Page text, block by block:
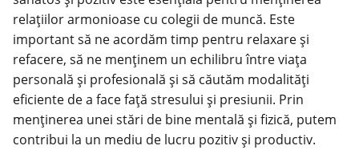
relațiilor armonioase cu colegii de muncă. Este
important să ne acordăm timp pentru relaxare și
refacere, să ne menținem un echilibru între viața
personală și profesională și să căutăm modalități
eficiente de a face față stresului și presiunii. Prin
menținerea unei stări de bine mentală și fizică, putem
contribui la un mediu de lucru pozitiv și productiv.